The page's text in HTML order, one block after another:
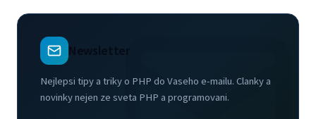
Newsletter
Nejlepsi tipy a triky o PHP do Vaseho e-mailu. Clanky a
novinky nejen ze sveta PHP a programovani.